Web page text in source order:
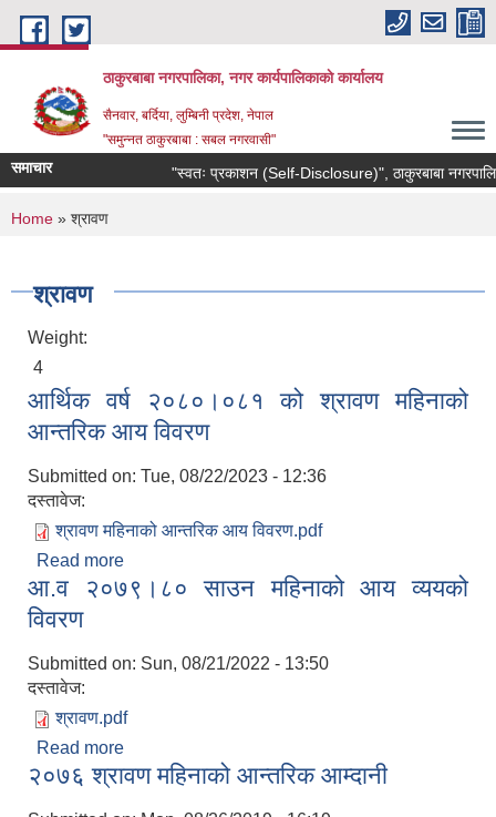
Skip to main content
ठाकुरबाबा नगरपालिका, नगर कार्यपालिकाकाे कार्यालय
सैनवार, बर्दिया, लुम्बिनी प्रदेश, नेपाल
"समुन्‍नत ठाकुरबाबा : सबल नगरवासी"
समाचार "स्वतः प्रकाशन (Self-Disclosure)", ठाकुरबाबा
You are here
Home » श्रावण
श्रावण
Weight:
4
आर्थिक वर्ष २०८०।०८१ को श्रावण महिनाको
आन्तरिक आय विवरण
Submitted on: Tue, 08/22/2023 - 12:36
दस्तावेज:
श्रावण महिनाको आन्तरिक आय विवरण.pdf
Read more
आन्तरिक आय विवरण
आ.व २०७९।८० साउन महिनाको आय व्ययको
विवरण
Submitted on: Sun, 08/21/2022 - 13:50
दस्तावेज:
श्रावण.pdf
Read more
विवरण
२०७६ श्रावण महिनाको आन्तरिक आम्दानी